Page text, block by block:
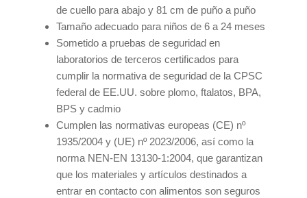
de cuello para abajo y 81 cm de puño a puño
Tamaño adecuado para niños de 6 a 24 meses
Sometido a pruebas de seguridad en
laboratorios de terceros certificados para
cumplir la normativa de seguridad de la CPSC
federal de EE.UU. sobre plomo, ftalatos, BPA,
BPS y cadmio
Cumplen las normativas europeas (CE) nº
1935/2004 y (UE) nº 2023/2006, así como la
norma NEN-EN 13130-1:2004, que garantizan
que los materiales y artículos destinados a
entrar en contacto con alimentos son seguros